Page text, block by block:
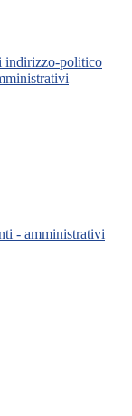
indirizzo-politico
- amministrativi